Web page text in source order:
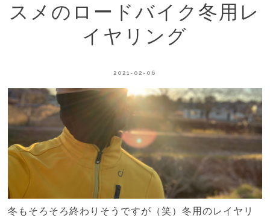
スメのロードバイク冬用レ
イヤリング
2021-02-06
冬もそろそろ終わりそうですが（笑）冬用のレイヤリ